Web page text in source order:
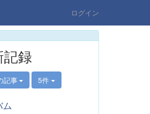
ログイン
録
記事 5件
ム